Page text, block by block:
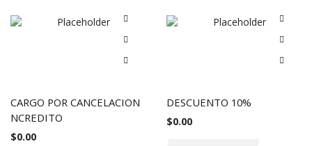
CARGO POR CANCELACION
NCREDITO
$0.00
DESCUENTO 10%
$0.00